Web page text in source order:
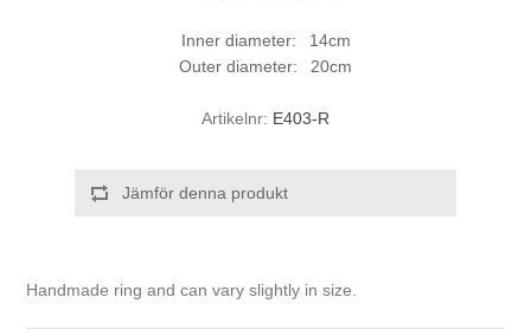
Inner diameter: 14cm
Outer diameter: 20cm
Artikelnr: E403-R
Jämför denna produkt
Handmade ring and can vary slightly in size.